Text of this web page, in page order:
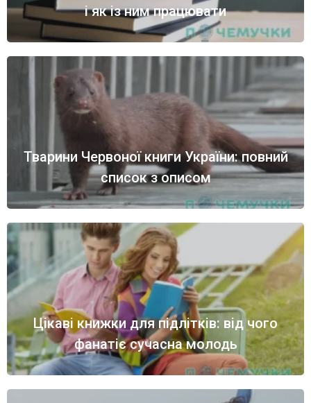
і як із ним працювати
Тварини Червоної книги України: повний
список з описом
Цікаві книжки для підлітків: від чого
фанатіє сучасна молодь